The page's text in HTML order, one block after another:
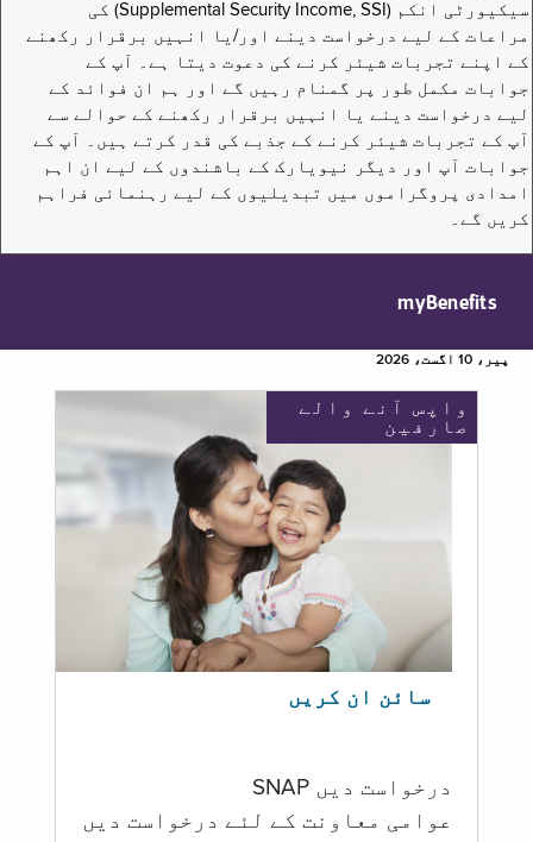
سیکیورٹی انکم (Supplemental Security Income, SSI) کی
مراعات کے لیے درخواست دینے اور/یا انہیں برقرار رکھنے
کے اپنے تجربات شیئر کرنے کی دعوت دیتا ہے۔ آپ کے
جوابات مکمل طور پر گمنام رہیں گے اور ہم ان فوائد کے
لیے درخواست دینے یا انہیں برقرار رکھنے کے حوالے سے
آپ کے تجربات شیئر کرنے کے جذبے کی قدر کرتے ہیں۔ آپ کے
جوابات آپ اور دیگر نیویارک کے باشندوں کے لیے ان اہم
امدادی پروگراموں میں تبدیلیوں کے لیے رہنمائی فراہم
کریں گے۔
myBenefits
پیر، 10 اگست، 2026
واپس آنے والے
صارفین
سائن ان کریں
درخواست دیں SNAP
عوامی معاونت کے لئے درخواست دیں